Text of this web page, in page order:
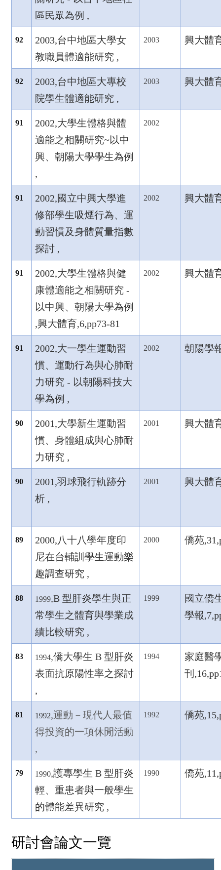
區民眾為例 ,
92 2003,台中地區大學女
教職員體適能研究 ,
2003 興大體
92 2003,台中地區大專校
院學生體適能研究 ,
2003 興大體
91 2002,大學生體格與體
適能之相關研究~以中
興、朝陽大學學生為例
,
2002
91 2002,國立中興大學進
修部學生吸煙行為、運
動習慣及身體質量指數
探討 ,
2002 興大體
91 2002,大學生體格與健
康體適能之相關研究 -
以中興、朝陽大學為例
,興大體育,6,pp73-81
2002 興大體
91 2002,大一學生運動習
慣、運動行為與心肺耐
力研究 - 以朝陽科技大
學為例 ,
2002 朝陽學
90 2001,大學新生運動習
慣、身體組成與心肺耐
力研究 ,
2001 興大體
90 2001,羽球飛行軌跡分
析 ,
2001 興大體
89 2000,八十八學年度印
尼在台輔訓學生運動樂
趣調查研究 ,
2000 僑苑
88 1999,B型肝炎學生與正
常學生之體育與學業成
績比較研究 ,
1999
國立僑
學報
83 1994,僑大學生 B型肝炎
表面抗原陽性率之探討
,
1994
家庭醫
刊
81 1992,運動－現代人最值
得投資的一項休閒活動
,
1992 僑苑
79 1990,護專學生 B型肝炎
輕、重患者與一般學生
的體能差異研究 ,
1990 僑苑
研討會論文一覽